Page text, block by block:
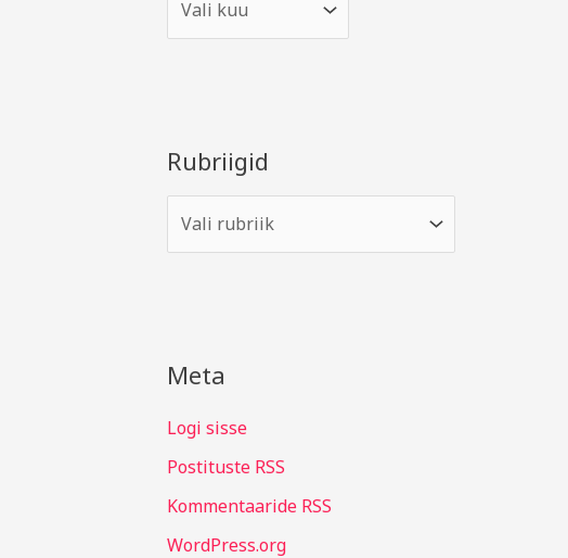
Rubriigid
Meta
Logi sisse
Postituste RSS
Kommentaaride RSS
WordPress.org